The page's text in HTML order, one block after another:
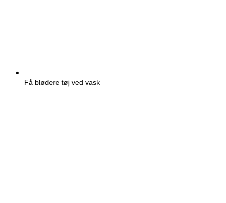
Få blødere tøj ved vask